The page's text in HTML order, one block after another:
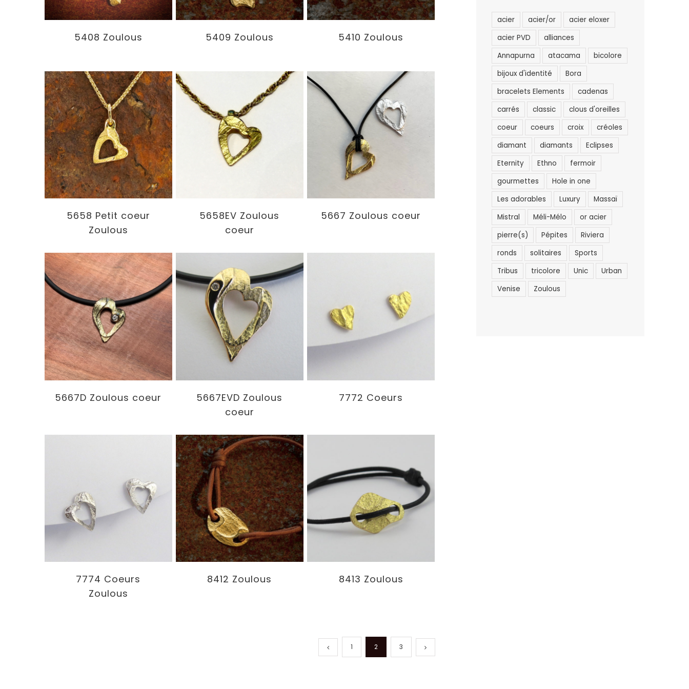
5408 Zoulous 5409 Zoulous 5410 Zoulous
5658 Petit coeur
Zoulous
5658EV Zoulous
coeur
5667 Zoulous coeur
5667D Zoulous coeur
5667EVD Zoulous
coeur
7772 Coeurs
7774 Coeurs
Zoulous
8412 Zoulous 8413 Zoulous
1 2 3
acier acier/or
acier eloxer
acier PVD
alliances
Annapurna
atacama
bicolore
bijoux d'identité
Bora
bracelets Elements
cadenas
carrés
classic
clous d'oreilles
coeur
coeurs croix
créoles
diamant
diamants
Eclipses
Eternity
Ethno
fermoir
gourmettes
Hole in one
Les adorables
Luxury
Massaï
Mistral
Méli-Mélo
or acier
pierre(s)
Pépites
Riviera
ronds
solitaires
Sports
Tribus
tricolore Unic
Urban
Venise
Zoulous